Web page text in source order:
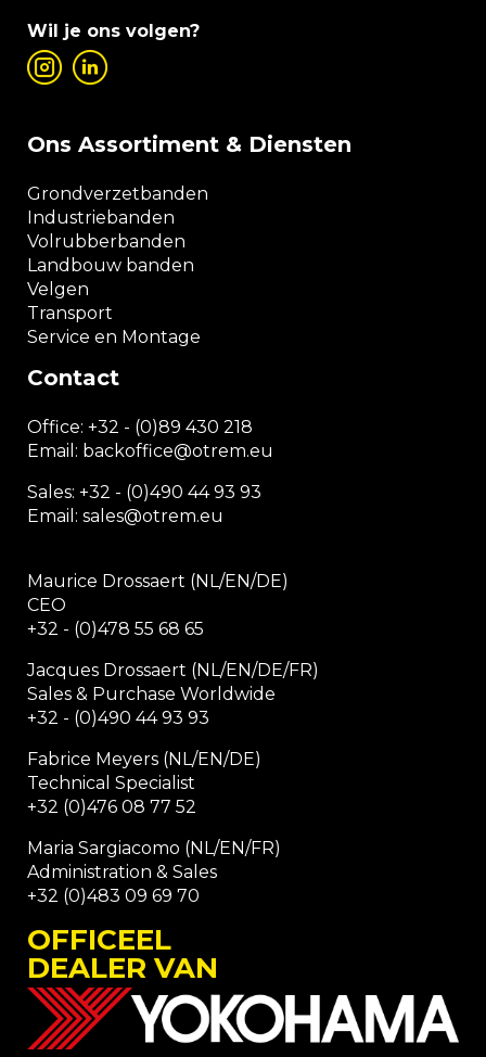
Contact
Office: +32 - (0)89 430 218
Email: backoffice@otrem.eu
Sales: +32 - (0)490 44 93 93
Email: sales@otrem.eu
Maurice Drossaert (NL/EN/DE)
CEO
+32 - (0)478 55 68 65
Jacques Drossaert (NL/EN/DE/FR)
Sales & Purchase Worldwide
+32 - (0)490 44 93 93
Fabrice Meyers (NL/EN/DE)
Technical Specialist
+32 (0)476 08 77 52
Maria Sargiacomo (NL/EN/FR)
Administration & Sales
+32 (0)483 09 69 70
Ons Assortiment & Diensten
Grondverzetbanden
Industriebanden
Volrubberbanden
Landbouw banden
Velgen
Transport
Service en Montage
Wil je ons volgen?
OFFICEEL
DEALER VAN